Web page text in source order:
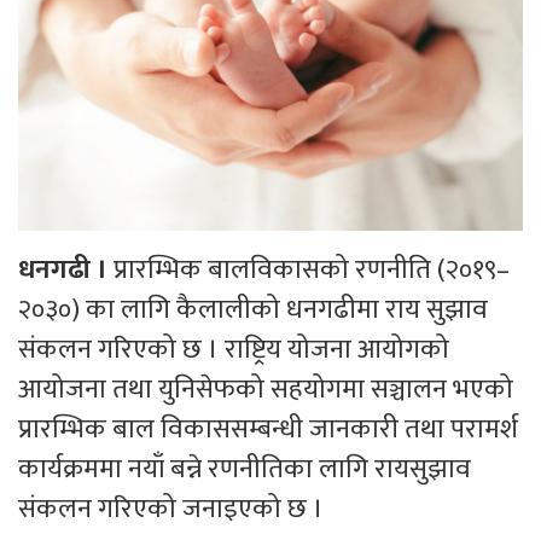
धनगढी । प्रारम्भिक बालविकासको रणनीति (२०१९–
२०३०) का लागि कैलालीको धनगढीमा राय सुझाव
संकलन गरिएको छ । राष्ट्रिय योजना आयोगको
आयोजना तथा युनिसेफको सहयोगमा सञ्चालन भएको
प्रारम्भिक बाल विकाससम्बन्धी जानकारी तथा परामर्श
कार्यक्रममा नयाँ बन्ने रणनीतिका लागि रायसुझाव
संकलन गरिएको जनाइएको छ ।